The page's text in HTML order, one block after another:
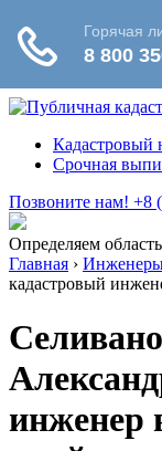
Кадастровый
Срочная
Позвоните нам! +8
Определяем
Главная ›
кадастровый
инженер